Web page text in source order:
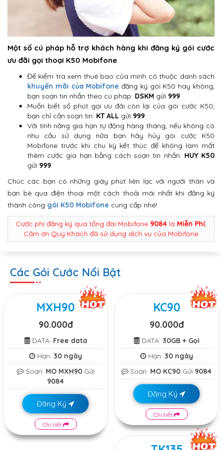
Một số cú pháp hỗ trợ khách hàng khi đăng ký gói cước
ưu đãi gọi thoại K50 Mobifone
Để kiểm tra xem thuê bao của mình có thuộc danh sách
khuyến mãi của Mobifone đăng ký gói K50 hay không,
bạn soạn tin nhắn theo cú pháp: DSKM gửi 999.
Muốn biết số phút gọi ưu đãi còn lại của gói cước K50,
bạn chỉ cần soạn tin: KT ALL gửi 999.
Với tính năng gia hạn tự động hàng tháng, nếu không có
nhu cầu sử dụng nữa bạn hãy hủy gói cước K50
Mobifone trước khi chu kỳ kết thúc để không làm mất
thêm cước gia hạn bằng cách soạn tin nhắn: HUY K50
gửi 999.
Chúc các bạn có những giây phút liên lạc với người thân và
bạn bè qua điện thoại một cách thoải mái nhất khi đăng ký
thành công gói K50 Mobifone cung cấp nhé!
Cước phí đăng ký qua tổng đài Mobifone 9084là Miễn Phí,
Cảm ơn Quý Khách đã sử dụng dịch vụ của Mobifone
Các Gói Cước Nổi Bật
MXH90
90.000đ
DATA: Free data
Hạn: 30 ngày
Soạn: MO MXH90Gửi
9084
Đăng Ký
Chi tiết
KC90
90.000đ
DATA: 30GB + Gọi
Hạn: 30 ngày
Soạn: MO KC90 Gửi 9084
Đăng Ký
Chi tiết